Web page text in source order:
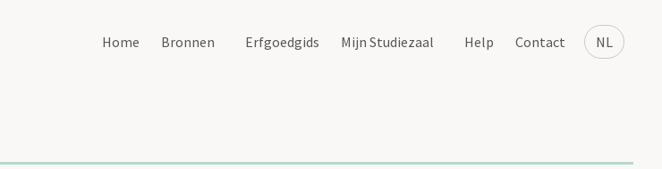
NL
Home Bronnen Erfgoedgids Mijn Studiezaal Help Contact